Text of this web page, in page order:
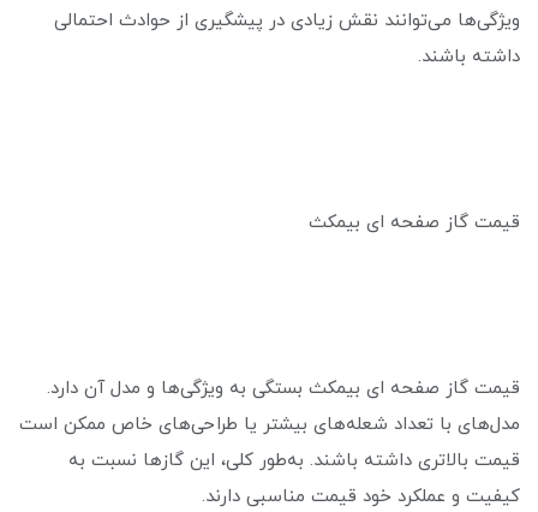
ویژگی‌ها می‌توانند نقش زیادی در پیشگیری از حوادث احتمالی
داشته باشند.
قیمت گاز صفحه ای بیمکث
قیمت گاز صفحه ای بیمکث بستگی به ویژگی‌ها و مدل آن دارد.
مدل‌های با تعداد شعله‌های بیشتر یا طراحی‌های خاص ممکن است
قیمت بالاتری داشته باشند. به‌طور کلی، این گازها نسبت به
کیفیت و عملکرد خود قیمت مناسبی دارند.